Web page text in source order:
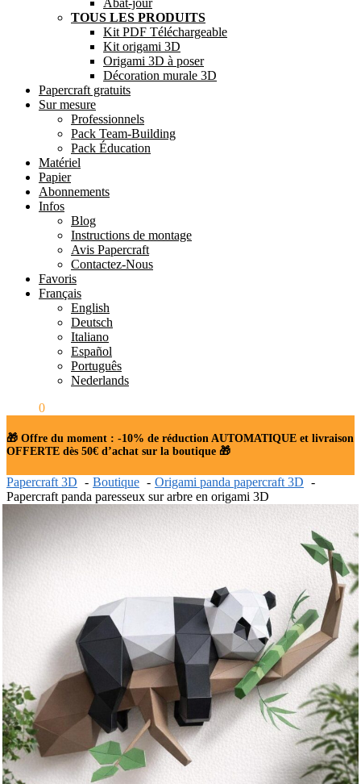
Abat-jour
TOUS LES PRODUITS
Kit PDF Téléchargeable
Kit origami 3D
Origami 3D à poser
Décoration murale 3D
Papercraft gratuits
Sur mesure
Professionnels
Pack Team-Building
Pack Éducation
Matériel
Papier
Abonnements
Infos
Blog
Instructions de montage
Avis Papercraft
Contactez-Nous
Favoris
Français
English
Deutsch
Italiano
Español
Português
Nederlands
0
🎁 Offre du moment : -10% de réduction AUTOMATIQUE et livraison
OFFERTE dès 50€ d’achat sur la boutique 🎁
Papercraft 3D Boutique
Origami panda papercraft 3D
Papercraft panda paresseux sur arbre en origami 3D